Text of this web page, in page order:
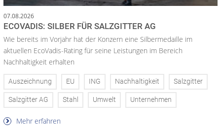
07.08.2026
ECOVADIS: SILBER FÜR SALZGITTER AG
Wie bereits im Vorjahr hat der Konzern eine Silbermedaille im
aktuellen EcoVadis-Rating für seine Leistungen im Bereich
Nachhaltigkeit erhalten
Auszeichnung EU ING Nachhaltigkeit Salzgitter
Salzgitter AG Stahl Umwelt Unternehmen
Mehr erfahren